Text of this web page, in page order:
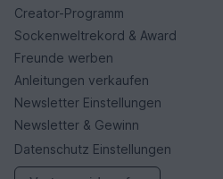
Creator-Programm
Sockenweltrekord & Award
Freunde werben
Anleitungen verkaufen
Newsletter Einstellungen
Newsletter & Gewinn
Datenschutz Einstellungen